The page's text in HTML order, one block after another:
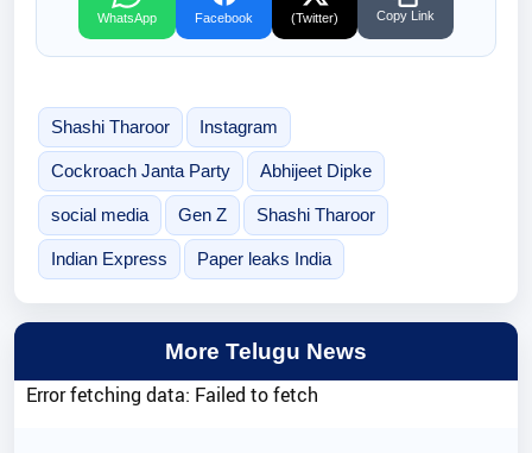
WhatsApp Facebook (Twitter) Copy Link
Shashi Tharoor Instagram
Cockroach Janta Party Abhijeet Dipke
social media Gen Z Shashi Tharoor
Indian Express Paper leaks India
More Telugu News
Error fetching data: Failed to fetch